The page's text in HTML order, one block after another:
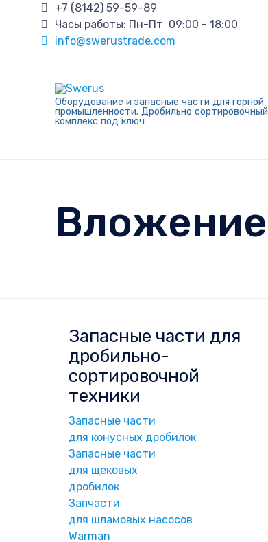
+7 (8142) 59-59-89
Часы работы: Пн-Пт 09:00 - 18:00
info@swerustrade.com
Оборудование и запасные части для горной
промышленности. Дробильно сортировочный
комплекс под ключ
Вложение
Запасные части для
дробильно-
сортировочной
техники
Запасные части
для конусных дробилок
Запасные части
для щековых
дробилок
Запчасти
для шламовых насосов
Warman